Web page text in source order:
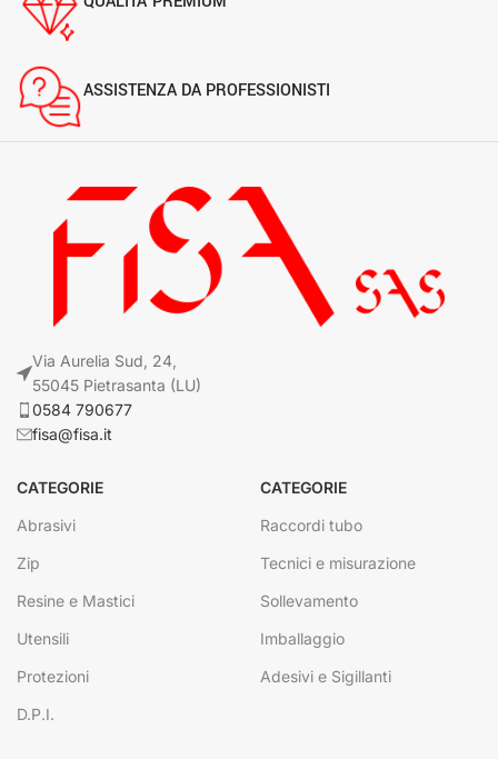
ASSISTENZA DA PROFESSIONISTI
Via Aurelia Sud, 24,
55045 Pietrasanta (LU)
0584 790677
fisa@fisa.it
CATEGORIE
Abrasivi
Zip
Resine e Mastici
Utensili
Protezioni
D.P.I.
CATEGORIE
Raccordi tubo
Tecnici e misurazione
Sollevamento
Imballaggio
Adesivi e Sigillanti